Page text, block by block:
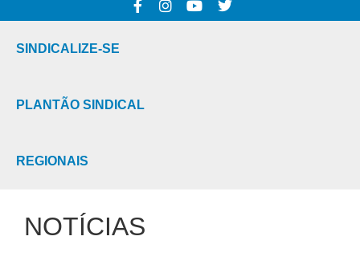
SINDICALIZE-SE
PLANTÃO SINDICAL
REGIONAIS
NOTÍCIAS